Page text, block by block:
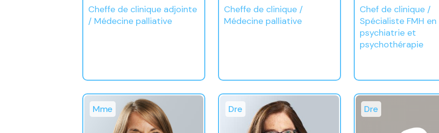
Cheffe de clinique adjointe
/ Médecine palliative
Cheffe de clinique /
Médecine palliative
Chef de clinique /
Spécialiste FMH en
psychiatrie et
psychothérapie
Mme Dre Dre